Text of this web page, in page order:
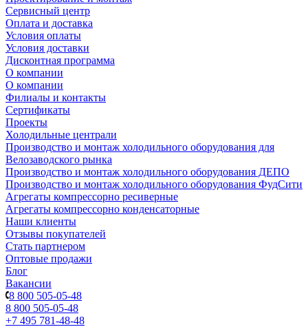
Сервисный центр
Оплата и доставка
Условия оплаты
Условия доставки
Дисконтная программа
О компании
О компании
Филиалы и контакты
Сертификаты
Проекты
Холодильные централи
Производство и монтаж холодильного оборудования для
Велозаводского рынка
Производство и монтаж холодильного оборудования ДЕПО
Производство и монтаж холодильного оборудования ФудСити
Агрегаты компрессорно ресиверные
Агрегаты компрессорно конденсаторные
Наши клиенты
Отзывы покупателей
Стать партнером
Оптовые продажи
Блог
Вакансии
8 800 505-05-48
8 800 505-05-48
+7 495 781-48-48